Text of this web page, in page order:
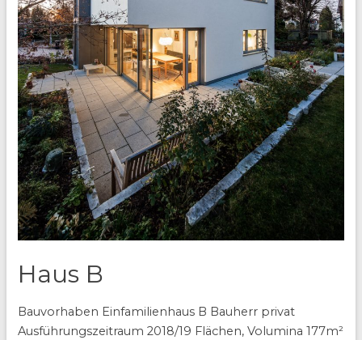
Haus B
Bauvorhaben Einfamilienhaus B Bauherr privat
Ausführungszeitraum 2018/19 Flächen, Volumina 177m²